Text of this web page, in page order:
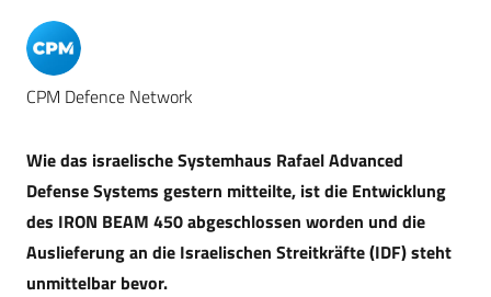
CPM Defence Network
Wie das israelische Systemhaus Rafael Advanced
Defense Systems gestern mitteilte, ist die Entwicklung
des IRON BEAM 450 abgeschlossen worden und die
Auslieferung an die Israelischen Streitkräfte (IDF) steht
unmittelbar bevor.